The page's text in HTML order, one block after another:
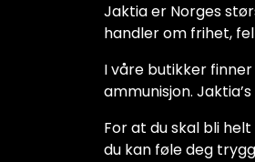
Jaktia er Norges
handler om frihet,
I våre butikker
ammunisjon.
For at du skal bli
du kan føle deg